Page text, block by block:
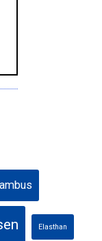
Elasthan